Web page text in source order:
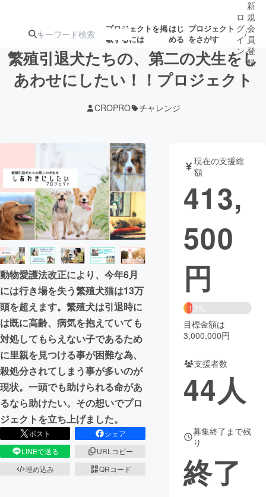
プロジェクトを掲
載するには
はじ
める
プロジェクト
をさがす
ジェクト
ロジェクト
音楽
テクノロジー・ガジェット ゲーム・サ
映像・映画
ビジネス・起業
まちづくり・地域活性化
CAMPFIRE for Social Good
CAMPFIRE Creation
CAMPFIREふるさと納税machi-ya コミュニティ
ロ
グ
イ
ン
/
新
規
会
員
登
録
繁殖引退犬たちの、第二の犬生をし
あわせにしたい！！プロジェクト
CROPRO チャレンジ
動物愛護法改正により、今年6月
には行き場を失う繁殖犬猫は13万
頭を超えます。繁殖犬は引退時に
は既に高齢、病気を抱えていても
対処してもらえない子であるため
に里親を見つける事が困難な為、
殺処分されてしまう事が多いのが
現状。一頭でも助けられる命があ
るなら助けたい。その想いでプロ
ジェクトを立ち上げました。
ポスト
シェア
LINEで送る
URLコピー
埋め込み
QRコード
現在の支援総
額
413,
500
円
13%
目標金額は
3,000,000円
支援者数
44人
募集終了まで残
り
終了